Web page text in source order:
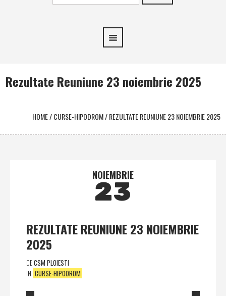
Rezultate Reuniune 23 noiembrie 2025
HOME/CURSE-HIPODROM/REZULTATE REUNIUNE 23 NOIEMBRIE 2025
NOIEMBRIE
23
REZULTATE REUNIUNE 23 NOIEMBRIE
2025
DECSM PLOIESTI
IN CURSE-HIPODROM